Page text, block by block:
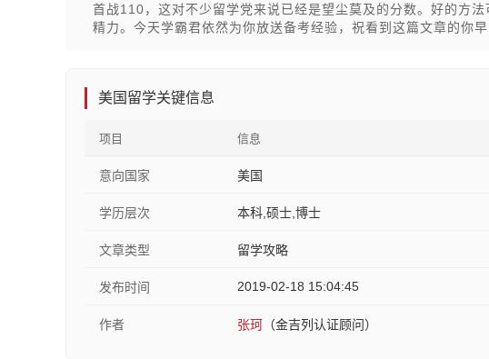
首战110，这对不少留学党来说已经是望尘莫及的分数。好的方
精力。今天学霸君依然为你放送备考经验，祝看到这篇文章的你早
美国留学关键信息
项目 信息
意向国家 美国
学历层次 本科,硕士,博士
文章类型 留学攻略
发布时间 2019-02-18 15:04:45
作者 张珂 （金吉列认证顾问）